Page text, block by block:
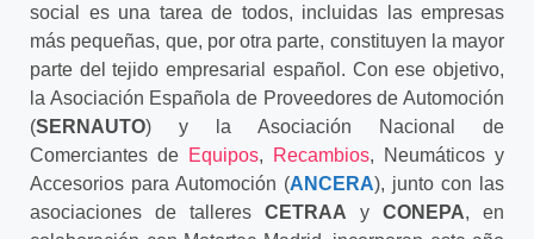
social es una tarea de todos, incluidas las empresas
más pequeñas, que, por otra parte, constituyen la mayor
parte del tejido empresarial español. Con ese objetivo,
la Asociación Española de Proveedores de Automoción
(SERNAUTO) y la Asociación Nacional de
Comerciantes de Equipos, Recambios, Neumáticos y
Accesorios para Automoción (ANCERA), junto con las
asociaciones de talleres CETRAA y CONEPA, en